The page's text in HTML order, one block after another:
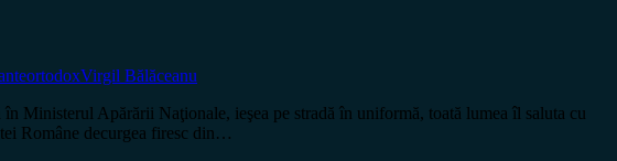
ortodoxVirgil Bălăceanu
Apărării Naţionale, ieşea pe stradă în uniformă, toată lumea îl saluta cu
Române decurgea firesc din…